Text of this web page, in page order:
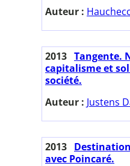
Auteur :
2013 Tangente.
capitalisme et
société.
Auteur : Justens
2013
avec Poincaré.